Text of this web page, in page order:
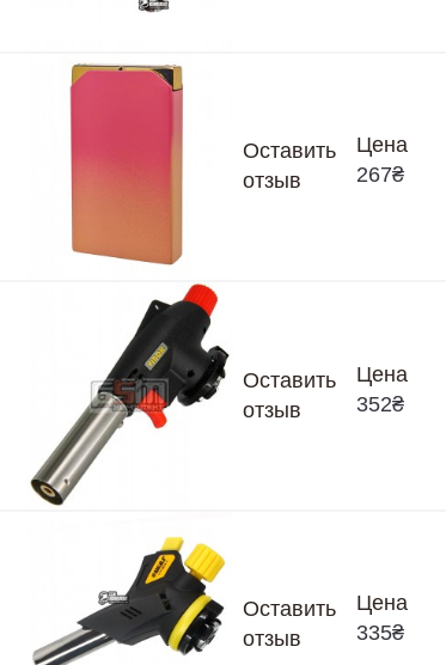
Оставить
отзыв
Цена
267₴
Оставить
отзыв
Цена
352₴
Оставить
отзыв
Цена
335₴